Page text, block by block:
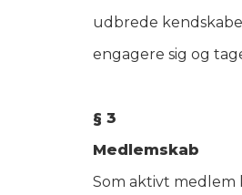
udbrede
engagere sig og
§ 3
Medlemskab
Som aktivt medlem